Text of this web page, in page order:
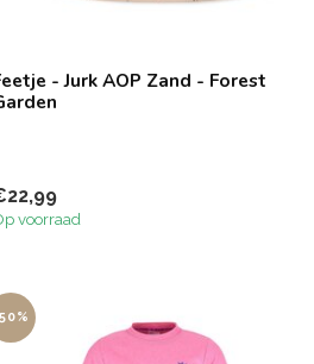
- Jurk AOP Zand - Forest
voorraad